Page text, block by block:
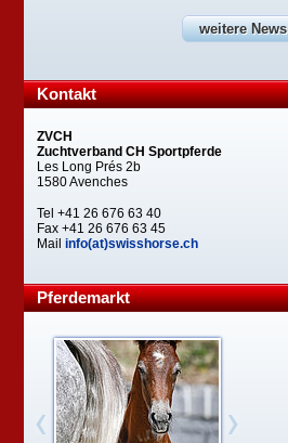
weitere News
Kontakt
ZVCH
Zuchtverband CH Sportpferde
Les Long Prés 2b
1580 Avenches
Tel +41 26 676 63 40
Fax +41 26 676 63 45
Mailinfo(at)swisshorse.ch
Pferdemarkt